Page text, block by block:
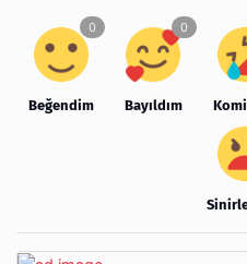
Beğendim Bayıldım